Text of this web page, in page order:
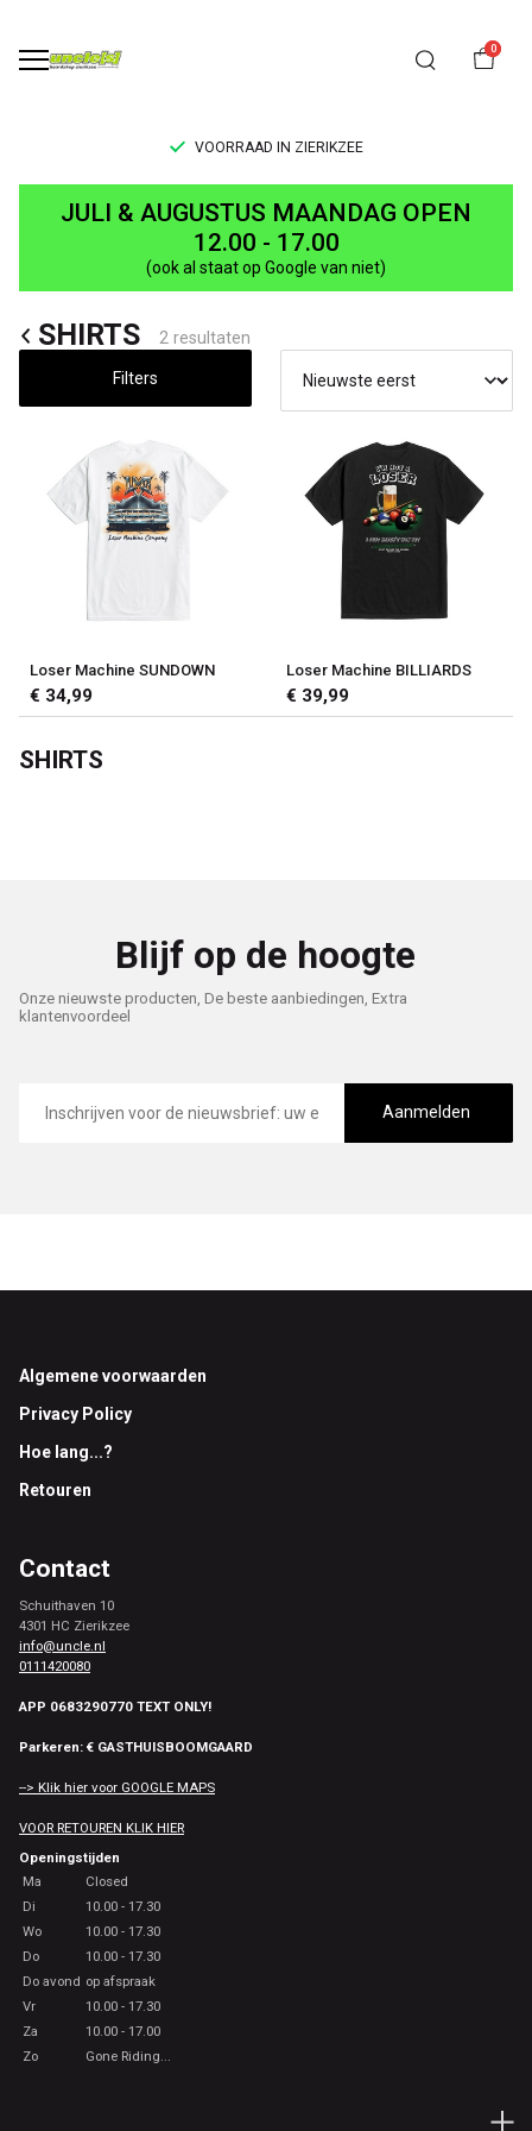
0
VOORRAAD IN ZIERIKZEE
SHIRTS
UNCLE[S]
Boardshop
JULI & AUGUSTUS MAANDAG OPEN
12.00 - 17.00
(ook al staat op Google van niet)
SHIRTS 2 resultaten
Filters
Loser Machine SUNDOWN
€ 34,99
Loser Machine BILLIARDS
€ 39,99
SHIRTS
Blijf op de hoogte
Onze nieuwste producten, De beste aanbiedingen, Extra
klantenvoordeel
mailadres
Aanmelden
Footer
Algemene voorwaarden
Privacy Policy
Hoe lang...?
Retouren
Contact
Schuithaven 10
4301 HC Zierikzee
info@uncle.nl
0111420080
APP 0683290770 TEXT ONLY!
Parkeren: € GASTHUISBOOMGAARD
--> Klik hier voor GOOGLE MAPS
VOOR RETOUREN KLIK HIER
Openingstijden
Ma
Closed
Di
10.00 - 17.30
Wo
10.00 - 17.30
Do
10.00 - 17.30
Do avond op afspraak
Vr
10.00 - 17.30
Za
10.00 - 17.00
Zo
Gone Riding...